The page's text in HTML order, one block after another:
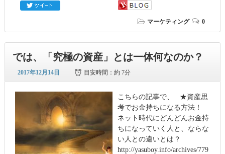
マーケティング 0
では、「究極の資産」とは一体何なのか？
2017年12月14日 目安時間：約 7分
こちらの記事で、 ★資産思
考でお金持ちになる方法！
ネット時代にどんどんお金持
ちになっていく人と、ならな
い人との違いとは？
http://yasuboy.info/archives/779